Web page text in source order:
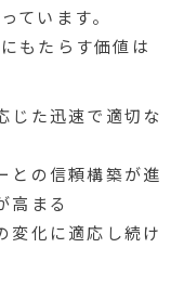
ています。
もたらす価値は
じた迅速で適切な
との信頼構築が進
高まる
変化に適応し続け